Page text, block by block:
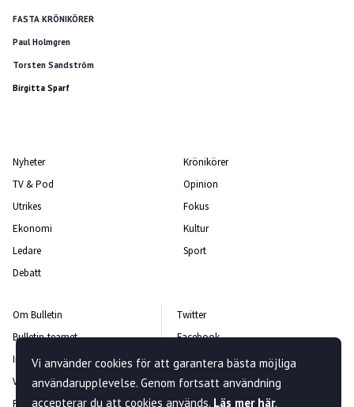
FASTA KRÖNIKÖRER
Paul Holmgren
Torsten Sandström
Birgitta Sparf
Nyheter
TV & Pod
Utrikes
Ekonomi
Ledare
Debatt
Krönikörer
Opinion
Fokus
Kultur
Sport
Om Bulletin
Bulletin-teamet
Integritetspolicy
Vanliga frågor och svar
Rättelsepolicy
Twitter
Facebook
Instagram
Kontakta oss
Nyhetsbrev
Vi använder cookies för att garantera bästa möjliga
användarupplevelse. Genom fortsatt användning
accepterar du att cookies används. Läs mer här.